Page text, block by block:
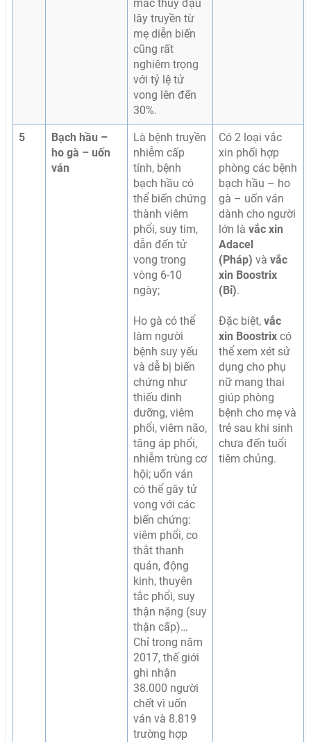
mắc thủy đậu
lây truyền từ
mẹ diễn biến
cũng rất
nghiêm trọng
với tỷ lệ tử
vong lên đến
30%.
5
Bạch hầu –
ho gà – uốn
ván
Là bệnh truyền
nhiễm cấp
tính, bệnh
bạch hầu có
thể biến chứng
thành viêm
phổi, suy tim,
dẫn đến tử
vong trong
vòng 6-10
ngày;
Ho gà có thể
làm người
bệnh suy yếu
và dễ bị biến
chứng như
thiếu dinh
dưỡng, viêm
phổi, viêm não,
tăng áp phổi,
nhiễm trùng cơ
hội; uốn ván
có thể gây tử
vong với các
biến chứng:
viêm phổi, co
thắt thanh
quản, động
kinh, thuyên
tắc phổi, suy
thận nặng (suy
thận cấp)…
Chỉ trong năm
2017, thế giới
ghi nhận
38.000 người
chết vì uốn
ván và 8.819
trường hợp
Có 2 loại vắc
xin phối hợp
phòng các bệnh
bạch hầu – ho
gà – uốn ván
dành cho người
lớn là vắc xin
Adacel
(Pháp) và vắc
xin Boostrix
(Bỉ).
Đặc biệt, vắc
xin Boostrix có
thể xem xét sử
dụng cho phụ
nữ mang thai
giúp phòng
bệnh cho mẹ và
trẻ sau khi sinh
chưa đến tuổi
tiêm chủng.